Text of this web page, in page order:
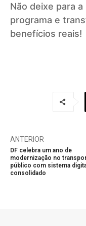
Não deixe para
programa e
benefícios reais!
ANTERIOR
DF celebra um ano de
modernização no
público com sistema
consolidado